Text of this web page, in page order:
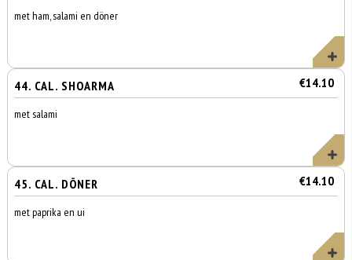
met ham, salami en döner
44. CAL. SHOARMA €14.10
met salami
45. CAL. DÖNER €14.10
met paprika en ui